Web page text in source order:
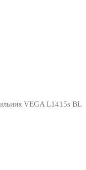
VEGA L1415s BL